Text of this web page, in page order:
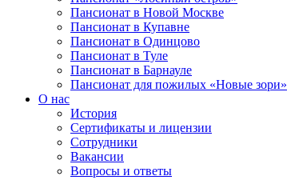
Пансионат в Новой Москве
Пансионат в Купавне
Пансионат в Одинцово
Пансионат в Туле
Пансионат в Барнауле
Пансионат для пожилых «Новые зори»
О нас
История
Сертификаты и лицензии
Сотрудники
Вакансии
Вопросы и ответы